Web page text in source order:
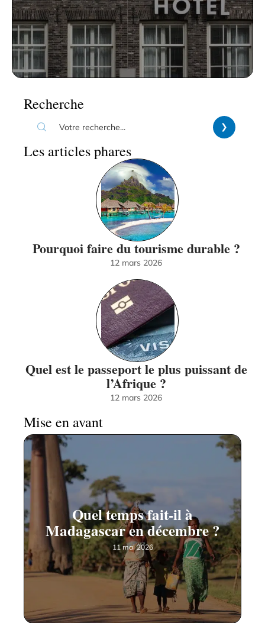
Recherche
Les articles phares
Pourquoi faire du tourisme durable ?
12 mars 2026
Quel est le passeport le plus puissant de
l’Afrique ?
12 mars 2026
Mise en avant
Quel temps fait-il à
Madagascar en décembre ?
11 mai 2026